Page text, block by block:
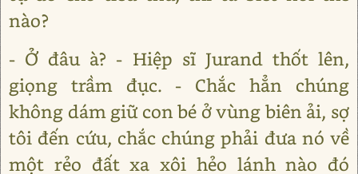
nào?
- Ở đâu à? - Hiệp sĩ Jurand thốt lên,
giọng trầm đục. - Chắc hẳn chúng
không dám giữ con bé ở vùng biên ải, sợ
tôi đến cứu, chắc chúng phải đưa nó về
một rẻo đất xa xôi hẻo lánh nào đó